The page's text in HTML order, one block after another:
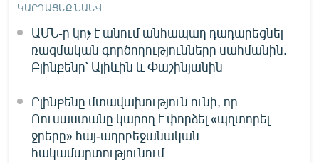
ԿԱՐԴԱՑԵՔ ՆԱԵՎ
ԱՄՆ-ը կոչ է անում անհապաղ դադարեցնել
ռազմական գործողությունները սահմանին.
Բլինքենը՝ Ալիևին և Փաշինյանին
Բլինքենը մտավախություն ունի, որ
Ռուսաստանը կարող է փորձել «պղտորել
ջրերը» հայ-ադրբեջանական
հակամարտությունում